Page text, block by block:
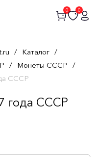
0 0
/ Каталог /
/ Монеты СССР /
СССР
года СССР